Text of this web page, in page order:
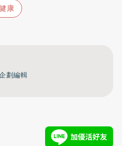
康
劃編輯